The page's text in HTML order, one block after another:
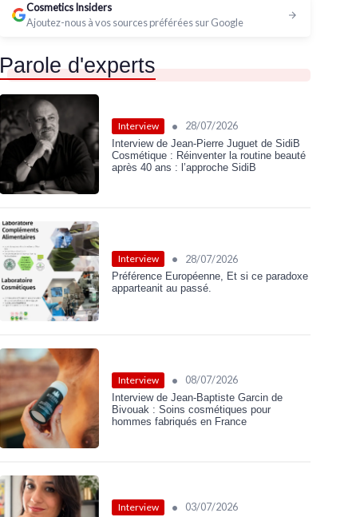
Cosmetics Insiders
Ajoutez-nous à vos sources préférées sur Google
Parole d'experts
Interview • 28/07/2026
Interview de Jean-Pierre Juguet de SidiB
Cosmétique : Réinventer la routine beauté
après 40 ans : l’approche SidiB
Interview • 28/07/2026
Préférence Européenne, Et si ce paradoxe
apparteanit au passé.
Interview • 08/07/2026
Interview de Jean-Baptiste Garcin de
Bivouak : Soins cosmétiques pour
hommes fabriqués en France
Interview • 03/07/2026